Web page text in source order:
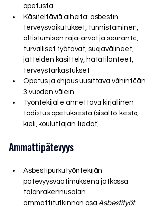
opetusta
Käsiteltäviä aiheita: asbestin
terveysvaikutukset, tunnistaminen,
altistumisen raja-arvot ja seuranta,
turvalliset työtavat, suojavälineet,
jätteiden käsittely, hätätilanteet,
terveystarkastukset
Opetus ja ohjaus uusittava vähintään
3 vuoden välein
Työntekijälle annettava kirjallinen
todistus opetuksesta (sisältö, kesto,
kieli, kouluttajan tiedot)
Ammattipätevyys
Asbestipurkutyöntekijän
pätevyysvaatimuksena jatkossa
talonrakennusalan
ammattitutkinnon osa Asbestityöt.